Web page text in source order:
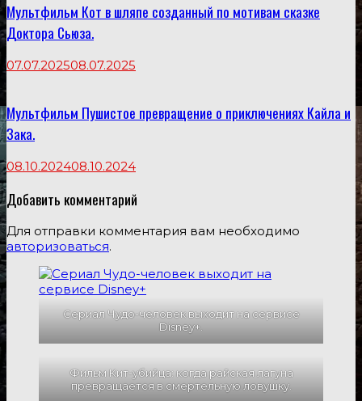
Мультфильм Кот в шляпе созданный по мотивам сказке
Доктора Сьюза.
07.07.202508.07.2025
Мультфильм Пушистое превращение о приключениях Кайла и
Зака.
08.10.202408.10.2024
Добавить комментарий
Для отправки комментария вам необходимо
авторизоваться.
Сериал Чудо-человек выходит на сервисе
Disney+.
Фильм Кит-убийца: когда райская лагуна
превращается в смертельную ловушку.